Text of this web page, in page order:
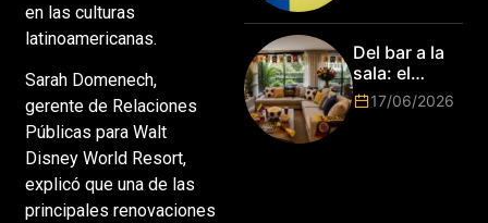
en las culturas
latinoamericanas.
Sarah Domenech,
gerente de Relaciones
Públicas para Walt
Disney World Resort,
explicó que una de las
principales renovaciones
Mundo de
Park de Roma
2026!
Del bar a la
sala: el
Mundial
2026 vuelve
17/06/2026